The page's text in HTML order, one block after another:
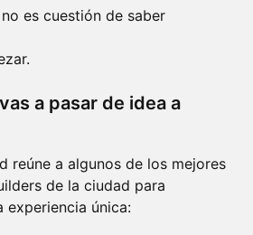
es cuestión de saber
a pasar de idea a
reúne a algunos de los mejores
de la ciudad para
experiencia única: